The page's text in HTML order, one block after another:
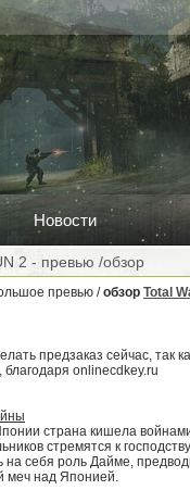
Новости
2 - превью /обзор
превью /обзор Total
предзаказ сейчас, так
onlinecdkey.ru
страна кишела
стремятся к
на себя роль Дайме,
меч над Японией.